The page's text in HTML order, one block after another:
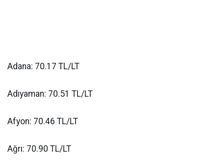
Adana: 70.17 TL/LT
Adıyaman: 70.51 TL/LT
Afyon: 70.46 TL/LT
Ağrı: 70.90 TL/LT